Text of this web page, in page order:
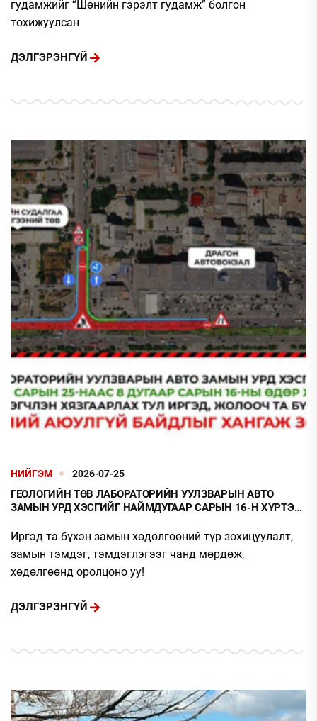
гудамжийг “Шөнийн гэрэлт гудамж” болгон
тохижуулсан
ДЭЛГЭРЭНГҮЙ
НИЙГЭМ 2026-07-25
ГЕОЛОГИЙН ТӨВ ЛАБОРАТОРИЙН УУЛЗВАРЫН АВТО
ЗАМЫН УРД ХЭСГИЙГ НАЙМДУГААР САРЫН 16-Н ХҮРТЭЛ
Иргэд та бүхэн замын хөдөлгөөний түр зохицуулалт,
замын тэмдэг, тэмдэглэгээг чанд мөрдөж,
хөдөлгөөнд оролцоно уу!
ДЭЛГЭРЭНГҮЙ